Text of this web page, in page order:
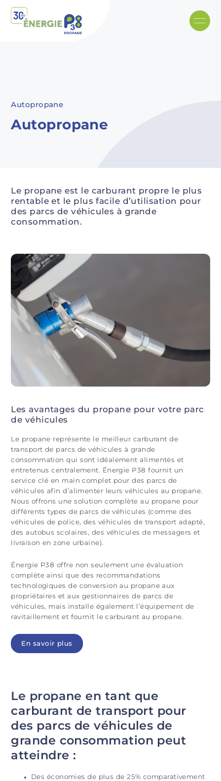
Skip to main content
Autopropane
Autopropane
Le propane est le carburant propre le plus
rentable et le plus facile d’utilisation pour
des parcs de véhicules à grande
consommation.
Les avantages du propane pour votre parc
de véhicules
Le propane représente le meilleur carburant de
transport de parcs de véhicules à grande
consommation qui sont idéalement alimentés et
entretenus centralement. Énergie P38 fournit un
service clé en main complet pour des parcs de
véhicules afin d’alimenter leurs véhicules au propane.
Nous offrons une solution complète au propane pour
différents types de parcs de véhicules (comme des
véhicules de police, des véhicules de transport adapté,
des autobus scolaires, des véhicules de messagers et
livraison en zone urbaine).
Énergie P38 offre non seulement une évaluation
complète ainsi que des recommandations
technologiques de conversion au propane aux
propriétaires et aux gestionnaires de parcs de
véhicules, mais installe également l’équipement de
ravitaillement et fournit le carburant au propane.
En savoir plus
Le propane en tant que
carburant de transport pour
des parcs de véhicules de
grande consommation peut
atteindre :
Des économies de plus de 25% comparativement